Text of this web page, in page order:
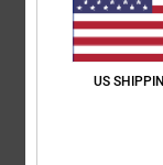
gebaseerd op1
0%
US